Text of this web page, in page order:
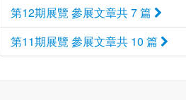
第12期展覽 參展文章共 7 篇
第11期展覽 參展文章共 10 篇